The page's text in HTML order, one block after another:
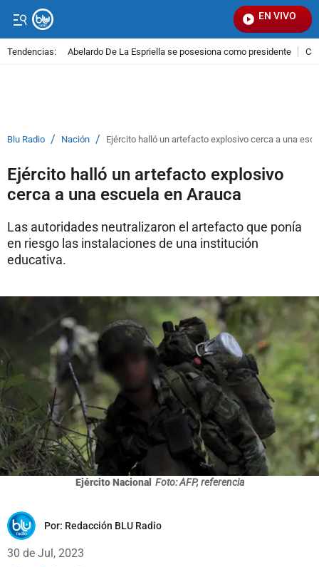
EN VIVO
Tendencias: Abelardo De La Espriella se posesiona como presidente
Blu Radio / Nación / Ejército halló un artefacto explosivo cerca a una
Ejército halló un artefacto explosivo
cerca a una escuela en Arauca
Las autoridades neutralizaron el artefacto que ponía
en riesgo las instalaciones de una institución
educativa.
Ejército Nacional Foto: AFP, referencia
Por: Redacción BLU Radio
30 de Jul, 2023